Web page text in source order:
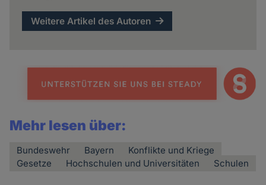
Weitere Artikel des Autoren
Mehr lesen über:
Bundeswehr Bayern
Konflikte und Kriege
Gesetze
Hochschulen und Universitäten Schulen